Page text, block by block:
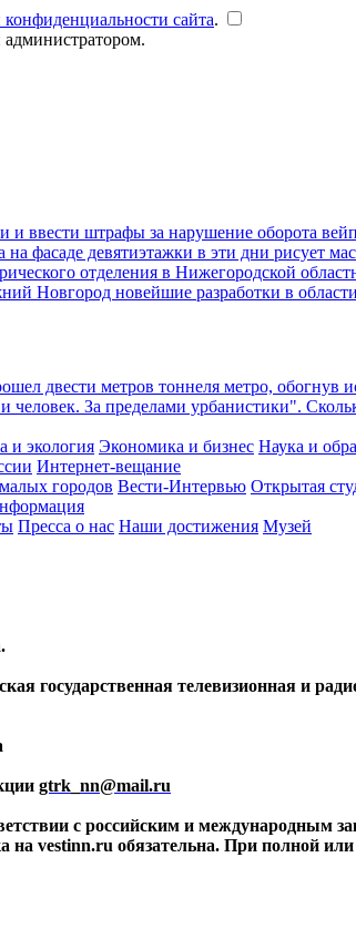
сайта.
и ввести штрафы за нарушение оборота
фасаде девятиэтажки в эти дни рисует
отделения в Нижегородской
Новгород новейшие разработки в области
двести метров тоннеля метро, обогнув
человек. За пределами урбанистики".
и экология Экономика и бизнес Наука и
Интернет-вещание
городов Вести-Интервью Открытая
Пресса о нас Наши достижения Музей
государственная телевизионная и
gtrk_nn@mail.ru
с российским и международным
vestinn.ru обязательна. При полной